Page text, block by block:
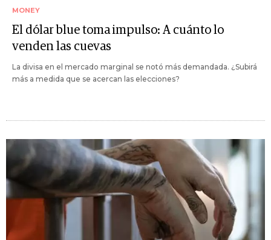
MONEY
El dólar blue toma impulso: A cuánto lo
venden las cuevas
La divisa en el mercado marginal se notó más demandada. ¿Subirá
más a medida que se acercan las elecciones?